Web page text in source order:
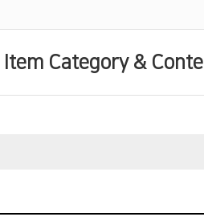
Item Category &